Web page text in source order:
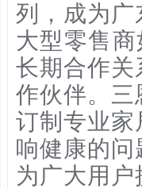
列，成为
大型零售商
长期合作
作伙伴。
订制专业
响健康的
为广大用